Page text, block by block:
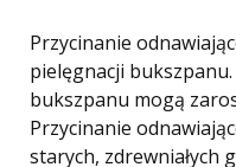
Przycinanie
pielęgnacji
bukszpanu mogą
Przycinanie
starych, zdrewniałych